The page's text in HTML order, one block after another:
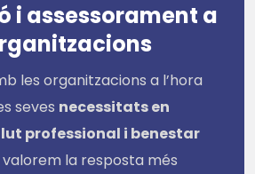
i assessorament a
les organitzacions a l’hora
seves necessitats en
professional i benestar
valorem la resposta més